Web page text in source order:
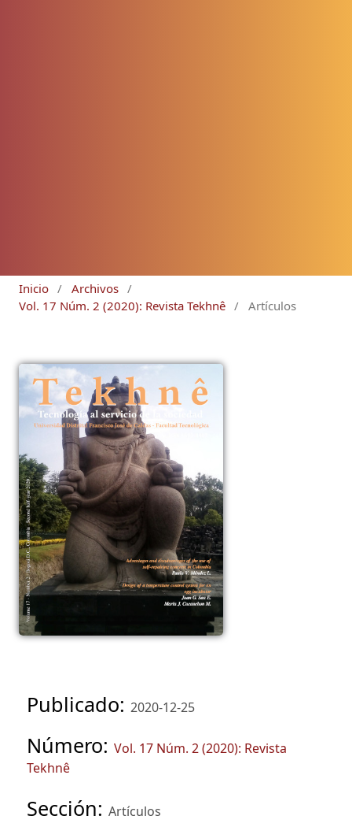
Inicio / Archivos /
Vol. 17 Núm. 2 (2020): Revista Tekhnê / Artículos
Publicado: 2020-12-25
Número: Vol. 17 Núm. 2 (2020): Revista
Tekhnê
Sección: Artículos